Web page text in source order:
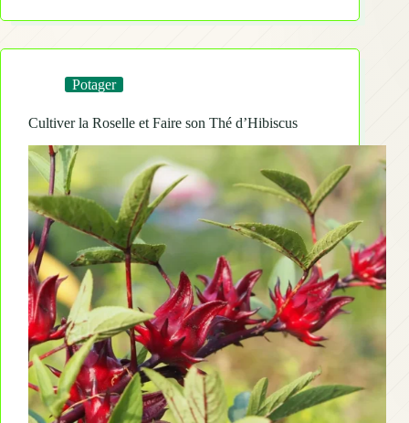
Potager
Cultiver la Roselle et Faire son Thé d’Hibiscus